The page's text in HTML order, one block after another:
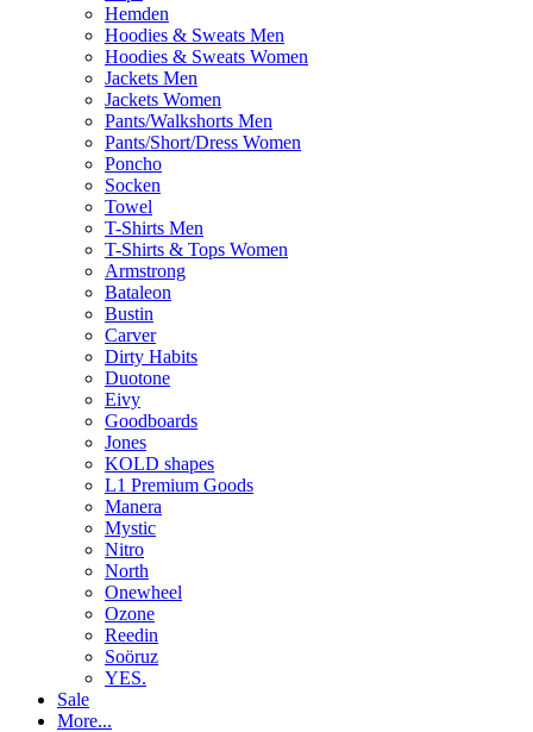
Hemden
Hoodies & Sweats Men
Hoodies & Sweats Women
Jackets Men
Jackets Women
Pants/Walkshorts Men
Pants/Short/Dress Women
Poncho
Socken
Towel
T-Shirts Men
T-Shirts & Tops Women
Armstrong
Bataleon
Bustin
Carver
Dirty Habits
Duotone
Eivy
Goodboards
Jones
KOLD shapes
L1 Premium Goods
Manera
Mystic
Nitro
North
Onewheel
Ozone
Reedin
Soöruz
YES.
Sale
More...